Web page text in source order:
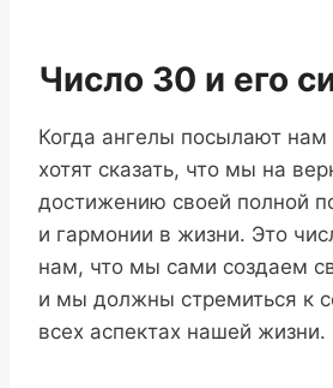
Число 30 и его
Когда ангелы посылают нам
хотят сказать, что мы на
достижению своей полной
и гармонии в жизни. Это
нам, что мы сами создаем
и мы должны стремиться к
всех аспектах нашей жизни.